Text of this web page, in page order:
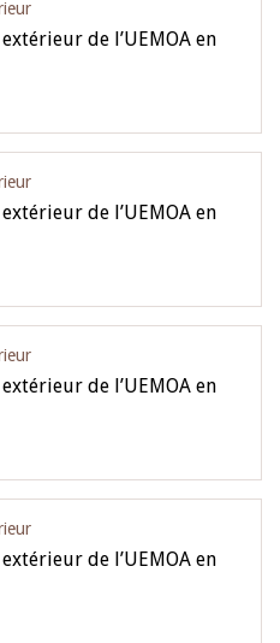
de l’UEMOA en
de l’UEMOA en
de l’UEMOA en
de l’UEMOA en